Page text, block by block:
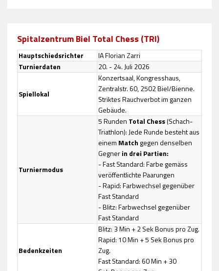
Spitalzentrum Biel Total Chess (TRI)
Hauptschiedsrichter
IA Florian Zarri
Turnierdaten
20. - 24. Juli 2026
Spiellokal
Konzertsaal, Kongresshaus,
Zentralstr. 60, 2502 Biel/Bienne.
Striktes Rauchverbot im ganzen
Gebäude.
Turniermodus
5 Runden Total Chess(Schach-
Triathlon): Jede Runde besteht aus
einem Matchgegen denselben
Gegnerin drei Partien:
- Fast Standard: Farbe gemäss
veröffentlichte Paarungen
- Rapid: Farbwechsel gegenüber
Fast Standard
- Blitz: Farbwechsel gegenüber
Fast Standard
Bedenkzeiten
Blitz: 3 Min + 2 Sek Bonus pro Zug.
Rapid: 10 Min + 5 Sek Bonus pro
Zug.
Fast Standard: 60 Min + 30